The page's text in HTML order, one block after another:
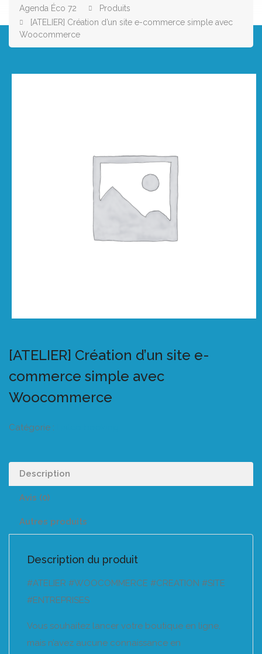
Agenda Éco 72
Produits
[ATELIER] Création d’un site e-commerce simple avec
Woocommerce
[ATELIER] Création d’un site e-
commerce simple avec
Woocommerce
Catégorie :
Description
Avis (0)
Autres produits
Description du produit
#ATELIER #WOOCOMMERCE #CREATION #SITE
#ENTREPRISES
Vous souhaitez lancer votre boutique en ligne,
mais n’avez aucune connaissance en